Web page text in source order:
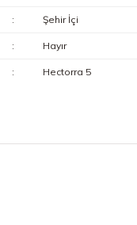
: Şehir İçi
: Hayır
: Hectorra 5